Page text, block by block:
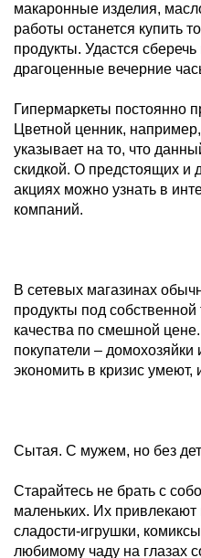
макаронные изделия,
работы останется купить
продукты. Удастся
драгоценные вечерние
Гипермаркеты постоянно
Цветной ценник,
указывает на то, что
скидкой. О предстоящих и
акциях можно узнать в
компаний.
В сетевых магазинах
продукты под
качества по смешной
покупатели –
экономить в кризис умеют,
Сытая. С мужем, но без
Старайтесь не брать с
маленьких. Их привлекают
сладости-игрушки,
любимому чаду на глазах